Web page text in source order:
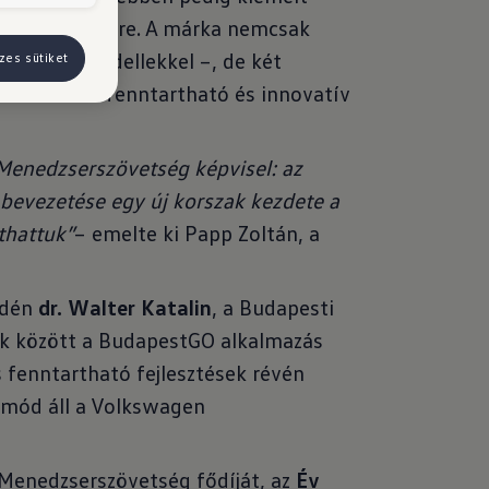
partnere. A márka nemcsak
modellekkel –, de két
a fenntartható és innovatív
képvisel: az
egy új korszak kezdete a
– emelte ki Papp Zoltán, a
dr. Walter Katalin, a Budapesti
között a BudapestGO alkalmazás
fenntartható fejlesztések révén
áll a Volkswagen
fődíját, az Év
sütiket